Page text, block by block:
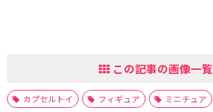
この記事の画像一覧
カプセルトイ フィギュア ミニチュア